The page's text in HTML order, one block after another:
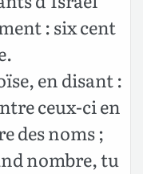
: six cent
en disant :
ceux-ci en
des noms ;
nombre, tu